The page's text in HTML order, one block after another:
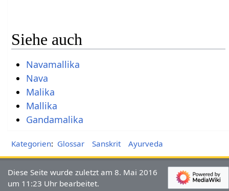
Siehe auch
Navamallika
Nava
Malika
Mallika
Gandamalika
Kategorien: Glossar Sanskrit Ayurveda
Diese Seite wurde zuletzt am 8. Mai 2016
um 11:23 Uhr bearbeitet.